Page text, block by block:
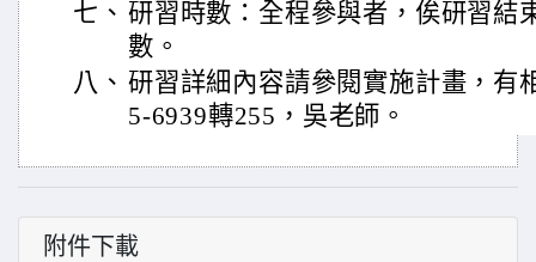
七、 研習時數：全程參與者，俟研習結
數。
八、 研習詳細內容請參閱實施計畫，有
5-6939轉255，吳老師。
附件下載